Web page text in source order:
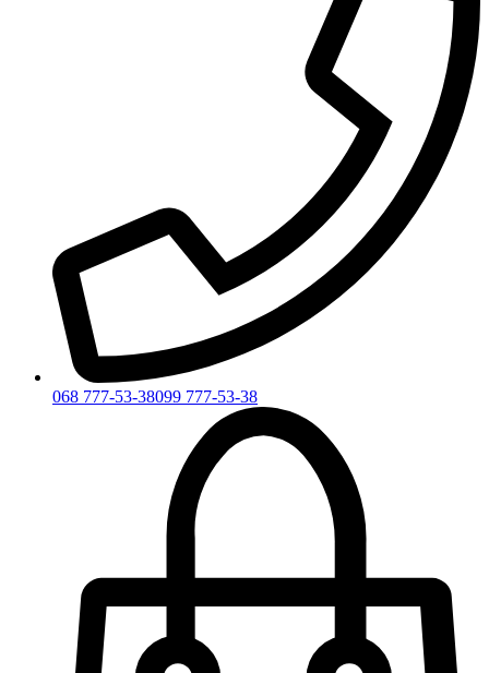
068 777-53-38099 777-53-38